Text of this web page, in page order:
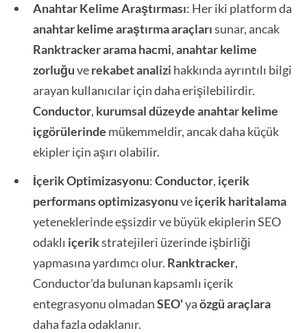
Anahtar Kelime Araştırması: Her iki platform da
anahtar kelime araştırma araçlarısunar, ancak
Ranktrackerarama hacmi,anahtar kelime
zorluğuverekabet analizi hakkında ayrıntılı bilgi
arayan kullanıcılar için daha erişilebilirdir.
Conductor, kurumsal düzeyde anahtar kelime
içgörülerinde mükemmeldir, ancak daha küçük
ekipler için aşırı olabilir.
İçerik Optimizasyonu:Conductor, içerik
performans optimizasyonuveiçerik haritalama
yeteneklerinde eşsizdir ve büyük ekiplerin SEO
odaklı içerikstratejileri üzerinde işbirliği
yapmasına yardımcı olur. Ranktracker,
Conductor'da bulunan kapsamlı içerik
entegrasyonu olmadanSEO'yaözgü araçlara
daha fazla odaklanır.